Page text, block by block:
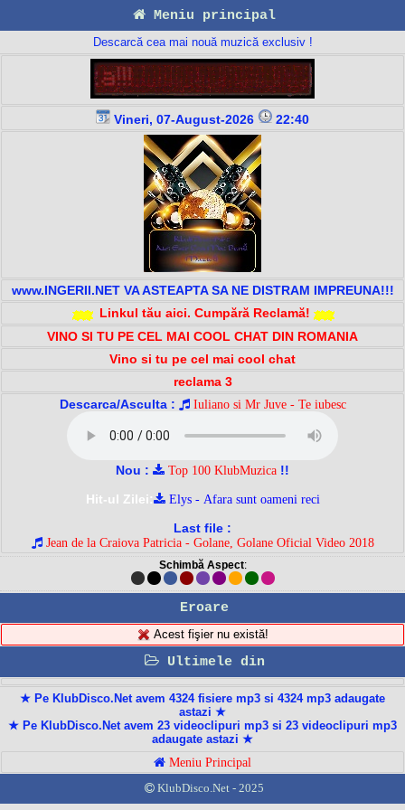
Meniu principal
Descarcă cea mai nouă muzică exclusiv !
Vineri, 07-August-2026 22:40
www.INGERII.NET VA ASTEAPTA SA NE DISTRAM IMPREUNA!!!
Linkul tău aici. Cumpără Reclamă!
VINO SI TU PE CEL MAI COOL CHAT DIN ROMANIA
Vino si tu pe cel mai cool chat
reclama 3
Descarca/Asculta :
Iuliano si Mr Juve - Te iubesc
Nou : Top 100 KlubMuzica !!
Hit-ul Zilei:
Elys - Afara sunt oameni reci
Last file :
Jean de la Craiova Patricia - Golane, Golane Oficial Video 2018
Schimbă Aspect:
Eroare
Acest fişier nu există!
Ultimele din
★ Pe KlubDisco.Net avem 4324 fisiere mp3 si 4324 mp3 adaugate
astazi ★
★ Pe KlubDisco.Net avem 23 videoclipuri mp3 si 23 videoclipuri mp3
adaugate astazi ★
Meniu Principal
KlubDisco.Net - 2025